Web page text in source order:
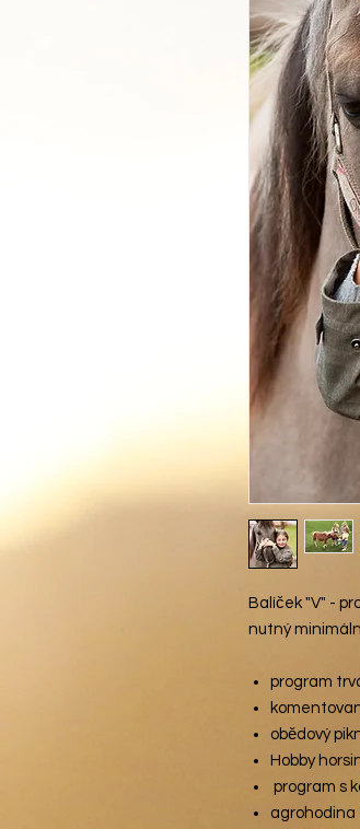
Balíček "V" -
nutný
program
obědový
Hobby
program s
agrohodina